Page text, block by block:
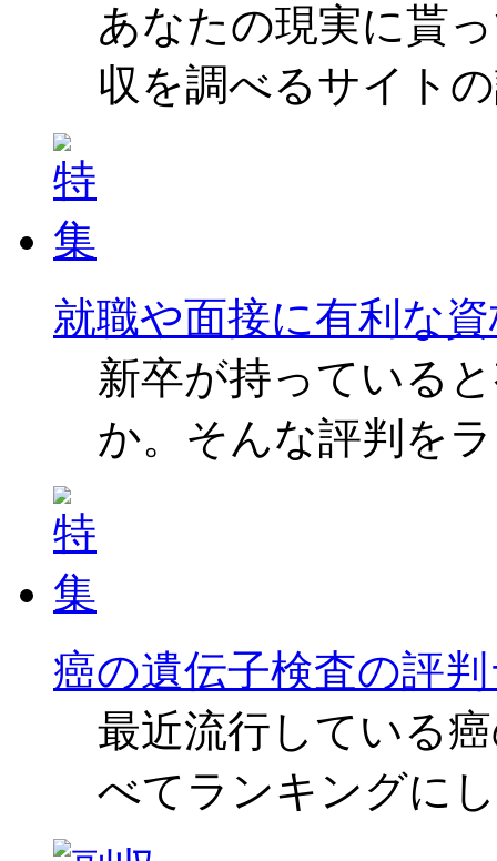
あなたの現実に貰
収を調べるサイト
就職や面接に有利な
新卒が持っている
か。そんな評判を
癌の遺伝子検査の評
最近流行している
べてランキングに